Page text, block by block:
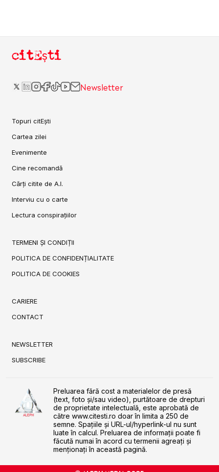
citEști
Newsletter
Topuri citEști
Cartea zilei
Evenimente
Cine recomandă
Cărți citite de A.I.
Interviu cu o carte
Lectura conspirațiilor
TERMENI ȘI CONDIȚII
POLITICA DE CONFIDENȚIALITATE
POLITICA DE COOKIES
CARIERE
CONTACT
NEWSLETTER
SUBSCRIBE
Preluarea fără cost a materialelor de presă
(text, foto și/sau video), purtătoare de drepturi
de proprietate intelectuală, este aprobată de
către www.citesti.ro doar în limita a 250 de
semne. Spaţiile şi URL-ul/hyperlink-ul nu sunt
luate în calcul. Preluarea de informaţii poate fi
făcută numai în acord cu termenii agreaţi şi
menţionaţi în această pagină.